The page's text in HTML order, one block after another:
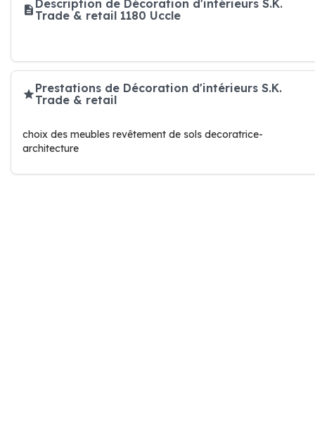
Description de Décoration d'intérieurs S.K.
Trade & retail 1180 Uccle
Prestations de Décoration d'intérieurs S.K.
Trade & retail
choix des meubles revêtement de sols decoratrice-
architecture